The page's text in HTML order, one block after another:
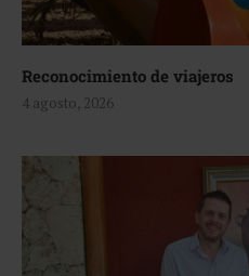
Reconocimiento de viajeros
4 agosto, 2026